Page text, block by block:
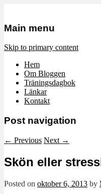
Mamma, militär
Main menu
Skip to primary content
Hem
Om Bloggen
Träningsdagbok
Länkar
Kontakt
Post navigation
← Previous Next →
Skön eller
Posted on oktober 6, 2013 by